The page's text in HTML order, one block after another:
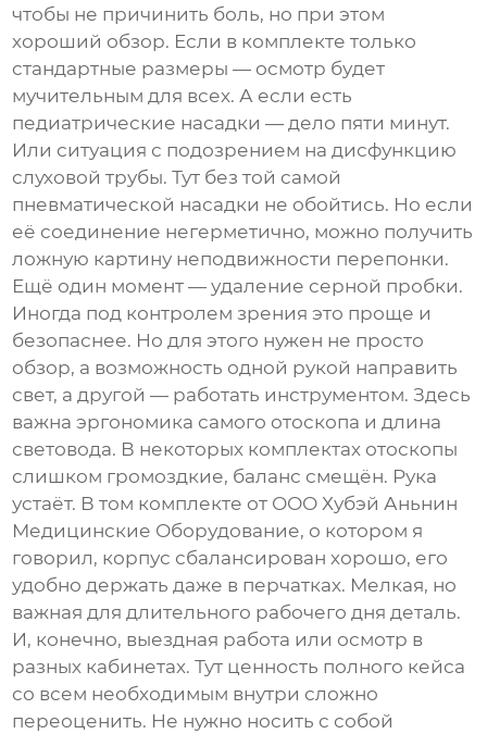
чтобы не причинить боль, но при этом
хороший обзор. Если в комплекте только
стандартные размеры — осмотр будет
мучительным для всех. А если есть
педиатрические насадки — дело пяти минут.
Или ситуация с подозрением на дисфункцию
слуховой трубы. Тут без той самой
пневматической насадки не обойтись. Но если
её соединение негерметично, можно получить
ложную картину неподвижности перепонки.
Ещё один момент — удаление серной пробки.
Иногда под контролем зрения это проще и
безопаснее. Но для этого нужен не просто
обзор, а возможность одной рукой направить
свет, а другой — работать инструментом. Здесь
важна эргономика самого отоскопа и длина
световода. В некоторых комплектах отоскопы
слишком громоздкие, баланс смещён. Рука
устаёт. В том комплекте от ООО Хубэй Аньнин
Медицинские Оборудование, о котором я
говорил, корпус сбалансирован хорошо, его
удобно держать даже в перчатках. Мелкая, но
важная для длительного рабочего дня деталь.
И, конечно, выездная работа или осмотр в
разных кабинетах. Тут ценность полного кейса
со всем необходимым внутри сложно
переоценить. Не нужно носить с собой